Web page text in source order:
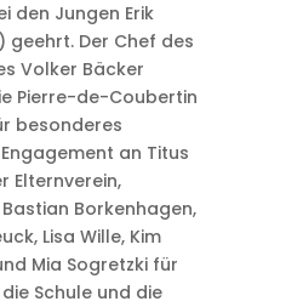
den Jungen Erik
geehrt. Der Chef des
Volker Bäcker
Pierre-de-Coubertin
besonderes
an Titus
Elternverein,
Borkenhagen,
Lisa Wille, Kim
Mia Sogretzki für
Schule und die